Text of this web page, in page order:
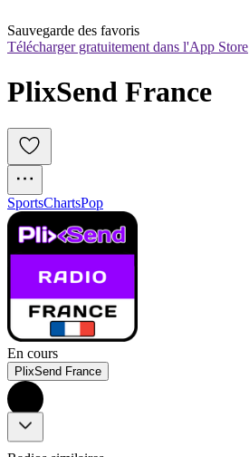
Sauvegarde des favoris
Télécharger gratuitement dans l'App Store
PlixSend France
SportsChartsPop
En cours
PlixSend France